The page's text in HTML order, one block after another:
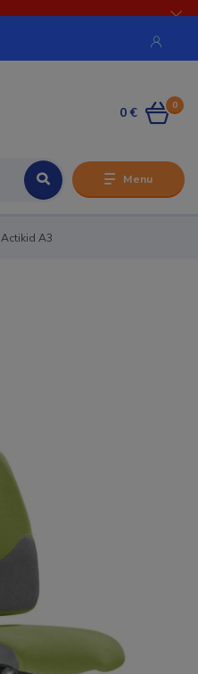
Menu
0
0 €
Actikid A3